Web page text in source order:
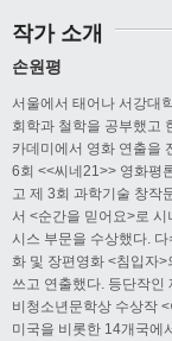
작가 소개
손원평
서울에서 태어나 서강대
회학과 철학을 공부했고
카데미에서 영화 연출을
6회 <<씨네21>> 영화평
고 제 3회 과학기술 창작
서 <순간을 믿어요>로 시
시스 부문을 수상했다. 다
화 및 장편영화 <침입자>
쓰고 연출했다. 등단작인
비청소년문학상 수상작
미국을 비롯한 14개국에